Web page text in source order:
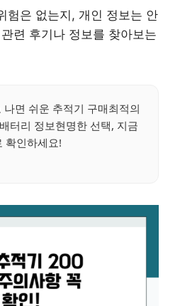
험은 없는지, 개인 정보는 안
련 후기나 정보를 찾아보는
나면 쉬운 추적기 구매최적의
터리 정보현명한 선택, 지금
확인하세요!